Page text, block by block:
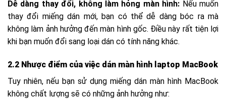
Dễ dàng thay đổi, không làm hỏng màn hình: Nếu muốn
thay đổi miếng dán mới, bạn có thể dễ dàng bóc ra mà
không làm ảnh hưởng đến màn hình gốc. Điều này rất tiện lợi
khi bạn muốn đổi sang loại dán có tính năng khác.
2.2 Nhược điểm của việc dán màn hình laptop MacBook
Tuy nhiên, nếu bạn sử dụng miếng dán màn hình MacBook
không chất lượng sẽ có những ảnh hưởng như: